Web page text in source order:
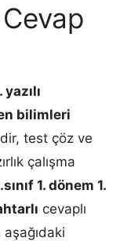
Cevap
bilimleri
test çöz ve
çalışma
1. dönem 1.
cevaplı